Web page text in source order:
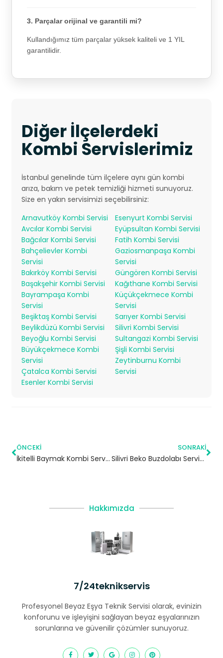
3. Parçalar orijinal ve garantili mi?
Kullandığımız tüm parçalar yüksek kaliteli ve 1 YIL
garantilidir.
Diğer İlçelerdeki
Kombi Servislerimiz
İstanbul genelinde tüm ilçelere aynı gün kombi
arıza, bakım ve petek temizliği hizmeti sunuyoruz.
Size en yakın servisimizi seçebilirsiniz:
Arnavutköy Kombi Servisi
Avcılar Kombi Servisi
Bağcılar Kombi Servisi
Bahçelievler Kombi
Servisi
Bakırköy Kombi Servisi
Başakşehir Kombi Servisi
Bayrampaşa Kombi
Servisi
Beşiktaş Kombi Servisi
Beylikdüzü Kombi Servisi
Beyoğlu Kombi Servisi
Büyükçekmece Kombi
Servisi
Çatalca Kombi Servisi
Esenler Kombi Servisi
Esenyurt Kombi Servisi
Eyüpsultan Kombi Servisi
Fatih Kombi Servisi
Gaziosmanpaşa Kombi
Servisi
Güngören Kombi Servisi
Kağıthane Kombi Servisi
Küçükçekmece Kombi
Servisi
Sarıyer Kombi Servisi
Silivri Kombi Servisi
Sultangazi Kombi Servisi
Şişli Kombi Servisi
Zeytinburnu Kombi
Servisi
ÖNCEKI
İkitelli Baymak Kombi Servisi – Başakşehir Yetkili Servis
SONRAKI
Silivri Beko Buzdolabı Servisi – 7/24 Teknik Servis
Hakkımızda
7/24teknikservis
Profesyonel Beyaz Eşya Teknik Servisi olarak, evinizin
konforunu ve işleyişini sağlayan beyaz eşyalarınızın
sorunlarına ve güvenilir çözümler sunuyoruz.